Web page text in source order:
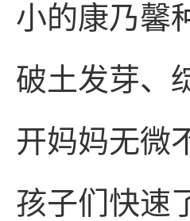
小的康乃馨
破土发芽、
开妈妈无微
孩子们快速